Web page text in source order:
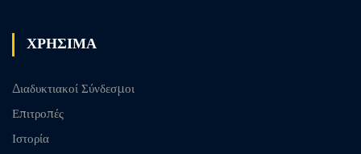
ΧΡΗΣΙΜΑ
Διαδυκτιακοί Σύνδεσμοι
Επιτροπές
Ιστορία